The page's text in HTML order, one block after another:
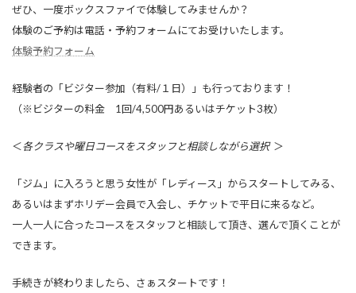
ぜひ、一度ボックスファイで体験してみませんか？
体験のご予約は電話・予約フォームにてお受けいたします。
体験予約フォーム
経験者の「ビジター参加（有料/１日）」も行っております！
（※ビジターの料金 1回/4,500円あるいはチケット3枚）
＜各クラスや曜日コースをスタッフと相談しながら選択 ＞
「ジム」に入ろうと思う女性が「レディース」からスタートしてみる、
あるいはまずホリデー会員で入会し、チケットで平日に来るなど。
一人一人に合ったコースをスタッフと相談して頂き、選んで頂くことが
できます。
手続きが終わりましたら、さぁスタートです！